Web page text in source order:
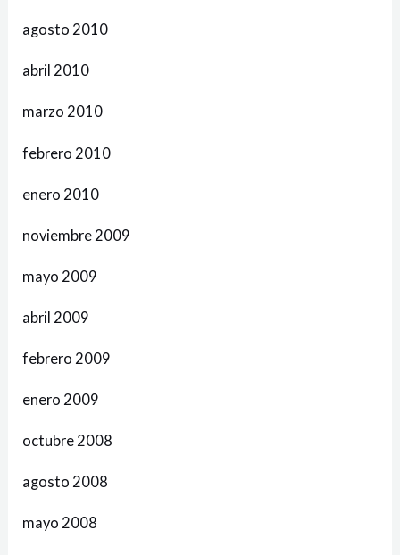
agosto 2010
abril 2010
marzo 2010
febrero 2010
enero 2010
noviembre 2009
mayo 2009
abril 2009
febrero 2009
enero 2009
octubre 2008
agosto 2008
mayo 2008